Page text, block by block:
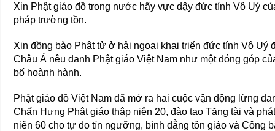
Xin Phật giáo đồ trong nước hãy vực dậy đức tính Vô Uý
pháp trường tồn.
Xin đồng bào Phật tử ở hải ngoại khai triển đức tính Vô Uý
Châu Á nêu danh Phật giáo Việt Nam như một đóng góp
bố hoành hành.
Phật giáo đồ Việt Nam đã mở ra hai cuộc vận động lừng
Chấn Hưng Phật giáo thập niên 20, đào tạo Tăng tài và
niên 60 cho tự do tín ngưỡng, bình đẳng tôn giáo và Công